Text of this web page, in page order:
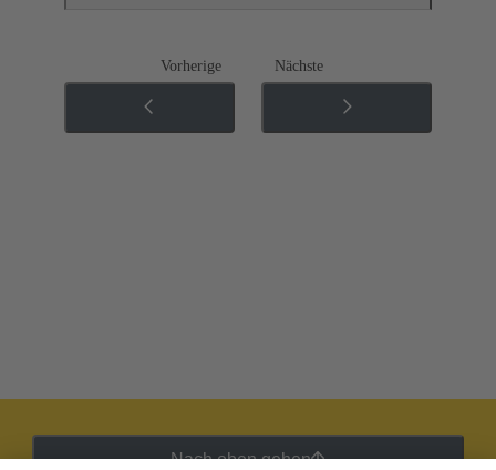
Vorherige Nächste
Nach oben gehen